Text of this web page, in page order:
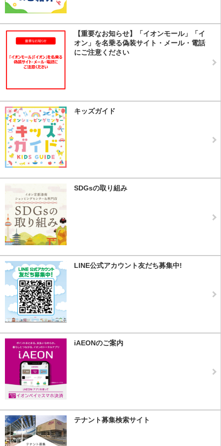
【重要なお知らせ】「イオンモール」「イ
オン」を名乗る偽装サイト・メール・電話
にご注意ください
キッズガイド
SDGsの取り組み
LINE公式アカウント友だち募集中!
iAEONのご案内
テナント募集検索サイト